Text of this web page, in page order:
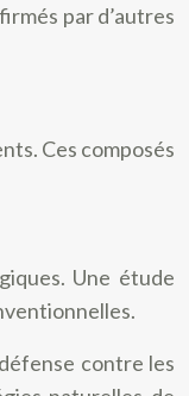
par d’autres
Ces composés
Une étude
contre les